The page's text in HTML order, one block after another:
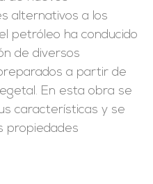
alternativos a los
petróleo ha conducido
de diversos
a partir de
En esta obra se
características y se
propiedades